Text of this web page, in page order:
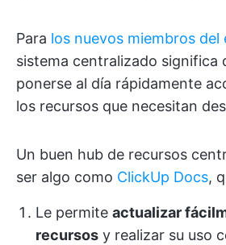
Para los nuevos miembros del
sistema centralizado significa
ponerse al día rápidamente
los recursos que necesitan
Un buen hub de recursos
ser algo como ClickUp Docs,
Le permite actualizar
recursos y realizar su uso